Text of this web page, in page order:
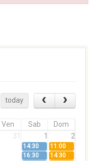
today
Ven Sab
Dom
31 1 2
14:30
11:00
16:30
14:30